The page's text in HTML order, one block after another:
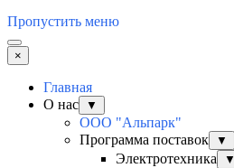
Пропустить меню
×
Главная
О нас
▼
ООО "Альпарк"
Программа поставок
▼
Электротехника ▼